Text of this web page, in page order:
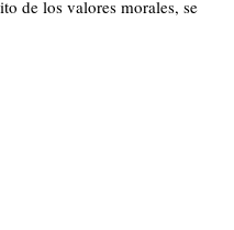
de los valores morales, se